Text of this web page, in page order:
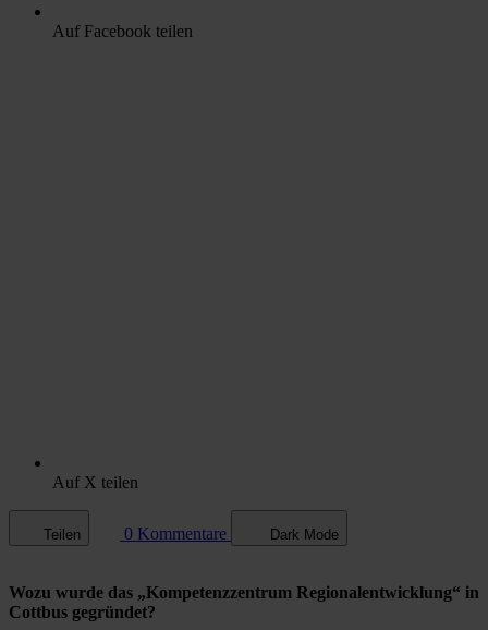
Auf Facebook teilen
Auf X teilen
Teilen 0 Kommentare Dark Mode
Wozu wurde das „Kompetenz­zentrum Regionalentwicklung“ in
Cottbus gegründet?